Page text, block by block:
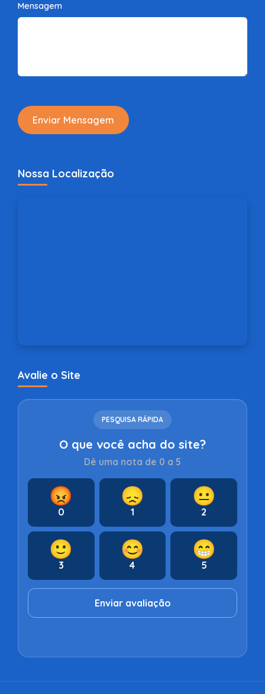
Mensagem
Enviar Mensagem
Nossa Localização
Avalie o Site
PESQUISA RÁPIDA
O que você acha do site?
Dê uma nota de 0 a 5
😡
0
😞
1
😐
2
🙂
3
😊
4
😁
5
Enviar avaliação